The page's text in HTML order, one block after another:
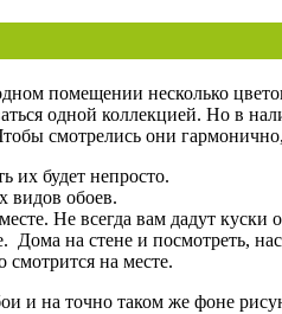
помещении несколько
одной коллекцией. Но в
смотрелись они
их будет непросто.
видов обоев.
Не всегда вам дадут
Дома на стене и посмотреть,
смотрится на месте.
и на точно таком же фоне